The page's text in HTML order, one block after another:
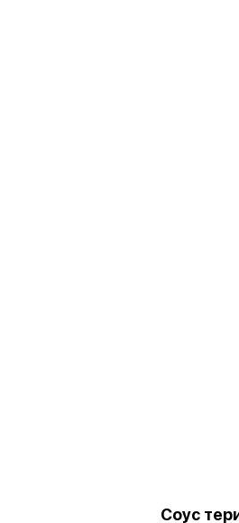
Соус